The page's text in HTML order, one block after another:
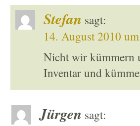
Stefan sagt:
14. August 2010
Nicht wir kümmern
Inventar und
Jürgen sagt: